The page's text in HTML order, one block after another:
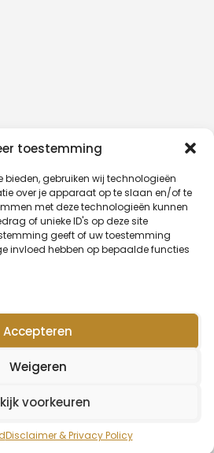
toestemming
bieden, gebruiken wij technologieën
over je apparaat op te slaan en/of te
met deze technologieën kunnen
of unieke ID's op deze site
geeft of uw toestemming
invloed hebben op bepaalde functies
Accepteren
Weigeren
voorkeuren
Disclaimer & Privacy Policy
Design - BE1007.377.068
Beveren-Leie (Waregem) -
voorwaarden